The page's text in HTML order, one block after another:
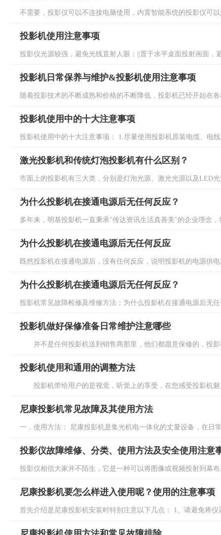
不需要，投影仪可以不连接电脑使用，内置智能系统的投影仪可
投影机使用注意事项
投影仪光源较强，避免光线直射人眼；||置于水平桌面投射画面，
投影机日常保养与维护&投影机使用注意事项
随着投影技术的不断成熟和价格的不断降低，投影机已经开始在
投影机使用中的十大注意事项
投影机使用中的十大注意事项： 1.尽量使用投影机原装电缆、电
激光投影机和传统灯泡投影机有什么区别？
市面上的投影机有三大类，分别是灯泡光源、激光光源以及LED
为什么投影机在接通电源后无任何反应？
多年来，明基投影机一直秉承"传达资讯生活真善美"的企业理念
为什么投影机在接通电源后无任何反应
既然投影机在接通电源后，没有任何反应，说明投影机的电源供
为什么投影机在接通电源后无任何反应？
投影机常见故障检修及维修方法：为什么投影机在接通电源后无
投影机做好保修准备日常维护注意哪些
并不是任何投影机送到销售商那里，他们都愿意保修的，投影
投影机使用和通用的调整方法
投影机带给用户的是视觉，听觉上的享受，在您感受投影机魅
尼康投影机常见故障及其使用方法
一．使用方法： 尼康投影机是集光机电一体化的丈量设备，在日
投影仪故障维修、分类、使用方法及安全使用注意
投影仪相信大家并不陌生，它是一种可以将图像或视频投射到幕
尼康投影机要怎么样进入使用呢？使用的注意事项
首先介绍是尼康投影机安装时特别注意以下几点： 1、请避免将